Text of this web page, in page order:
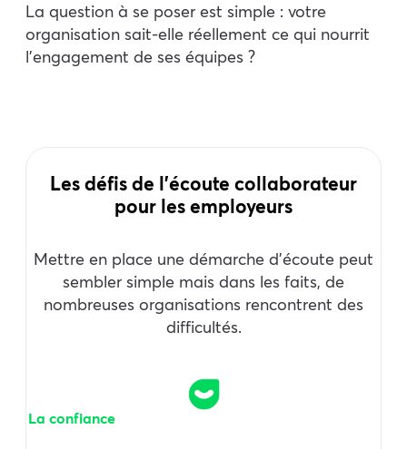
La question à se poser est simple : votre
organisation sait-elle réellement ce qui nourrit
l’engagement de ses équipes ?
Les défis de l’écoute collaborateur
pour les employeurs
Mettre en place une démarche d’écoute peut
sembler simple mais dans les faits, de
nombreuses organisations rencontrent des
difficultés.
La confiance